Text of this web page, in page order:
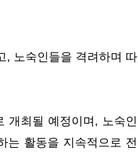
, 노숙인들을 격려하며 따
개최될 예정이며, 노숙인
는 활동을 지속적으로 전